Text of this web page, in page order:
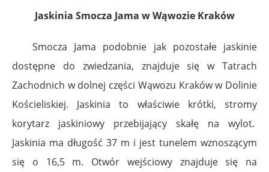
Jaskinia Smocza Jama w Wąwozie Kraków
Smocza Jama podobnie jak pozostałe jaskinie
dostępne do zwiedzania, znajduje się w Tatrach
Zachodnich w dolnej części Wąwozu Kraków w Dolinie
Kościeliskiej. Jaskinia to właściwie krótki, stromy
korytarz jaskiniowy przebijający skałę na wylot.
Jaskinia ma długość 37 m i jest tunelem wznoszącym
się o 16,5 m. Otwór wejściowy znajduje się na